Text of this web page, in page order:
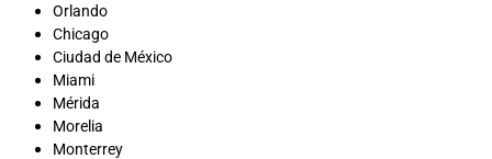
Orlando
Chicago
Ciudad de México
Miami
Mérida
Morelia
Monterrey